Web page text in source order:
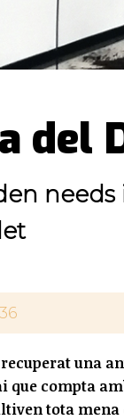
una
que compta
tota